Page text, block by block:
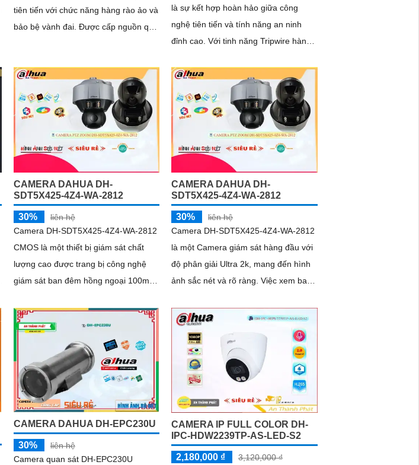
tiên tiến với chức năng hàng rào ảo và
bảo bệ vành đai. Được cấp nguồn qua
minh
là sự kết hợp hoàn hảo giữa công
nghệ tiên tiến và tính năng an ninh
đỉnh cao. Với tinh năng Tripwire hàng
nhập)...
CAMERA DAHUA DH-
SDT5X425-4Z4-WA-2812
30%
liên hệ
Camera DH-SDT5X425-4Z4-WA-2812
CMOS là một thiết bị giám sát chất
lượng cao được trang bị công nghệ
giám sát ban đêm hồng ngoại 100m.
CAMERA DAHUA DH-
SDT5X425-4Z4-WA-2812
30%
liên hệ
Camera DH-SDT5X425-4Z4-WA-2812
là một Camera giám sát hàng đầu với
độ phân giải Ultra 2k, mang đến hình
ảnh sắc nét và rõ ràng. Việc xem ban
camera...
CAMERA DAHUA DH-EPC230U
30%
liên hệ
Camera quan sát DH-EPC230U
CAMERA IP FULL COLOR DH-
IPC-HDW2239TP-AS-LED-S2
2,180,000 ₫
3,120,000 ₫